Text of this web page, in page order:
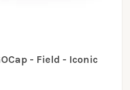
- Field - Iconic